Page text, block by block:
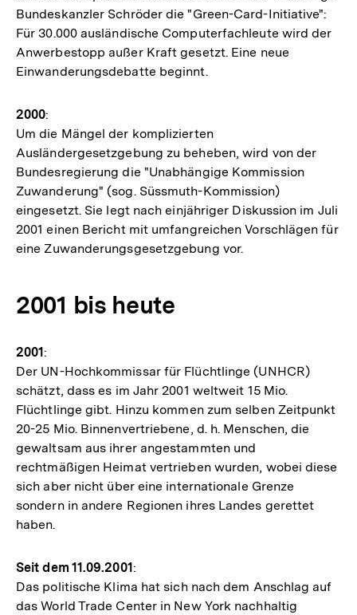
Bundeskanzler Schröder die "Green-Card-Initiative":
Für 30.000 ausländische Computerfachleute wird der
Anwerbestopp außer Kraft gesetzt. Eine neue
Einwanderungsdebatte beginnt.
2000:
Um die Mängel der komplizierten
Ausländergesetzgebung zu beheben, wird von der
Bundesregierung die "Unabhängige Kommission
Zuwanderung" (sog. Süssmuth-Kommission)
eingesetzt. Sie legt nach einjähriger Diskussion im Juli
2001 einen Bericht mit umfangreichen Vorschlägen für
eine Zuwanderungsgesetzgebung vor.
2001 bis heute
2001:
Der UN-Hochkommissar für Flüchtlinge (UNHCR)
schätzt, dass es im Jahr 2001 weltweit 15 Mio.
Flüchtlinge gibt. Hinzu kommen zum selben Zeitpunkt
20-25 Mio. Binnenvertriebene, d. h. Menschen, die
gewaltsam aus ihrer angestammten und
rechtmäßigen Heimat vertrieben wurden, wobei diese
sich aber nicht über eine internationale Grenze
sondern in andere Regionen ihres Landes gerettet
haben.
Seit dem 11.09.2001:
Das politische Klima hat sich nach dem Anschlag auf
das World Trade Center in New York nachhaltig